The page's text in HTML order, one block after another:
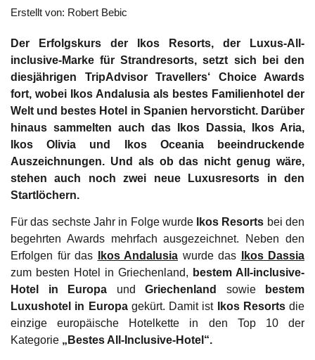
Erstellt von: Robert Bebic
Der Erfolgskurs der Ikos Resorts, der Luxus-All-
inclusive-Marke für Strandresorts, setzt sich bei den
diesjährigen TripAdvisor Travellers‘ Choice Awards
fort, wobei Ikos Andalusia als bestes Familienhotel der
Welt und bestes Hotel in Spanien hervorsticht. Darüber
hinaus sammelten auch das Ikos Dassia, Ikos Aria,
Ikos Olivia und Ikos Oceania beeindruckende
Auszeichnungen. Und als ob das nicht genug wäre,
stehen auch noch zwei neue Luxusresorts in den
Startlöchern.
Für das sechste Jahr in Folge wurde Ikos Resorts bei den
begehrten Awards mehrfach ausgezeichnet. Neben den
Erfolgen für das
Ikos Andalusia wurde das
Ikos Dassia
zum besten Hotel in Griechenland, bestem All-inclusive-
Hotel in Europa und Griechenland sowie
bestem
Luxushotel in Europagekürt. Damit ist Ikos Resortsdie
einzige europäische Hotelkette in den Top 10 der
Kategorie „Bestes All-Inclusive-Hotel“.